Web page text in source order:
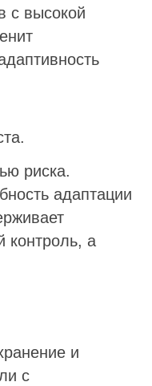
с высокой
риска.
адаптации
контроль, а
и
с